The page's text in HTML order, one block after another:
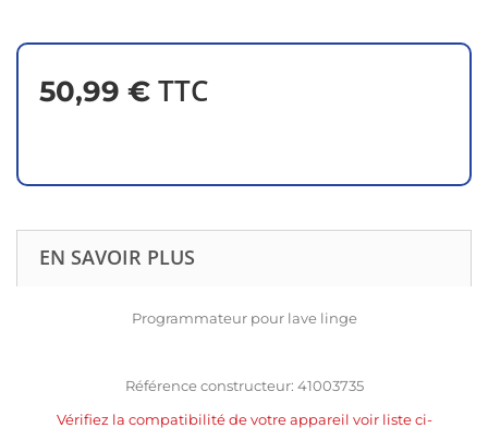
50,99 € TTC
EN SAVOIR PLUS
Programmateur pour lave linge
Référence constructeur: 41003735
Vérifiez la compatibilité de votre appareil voir liste ci-